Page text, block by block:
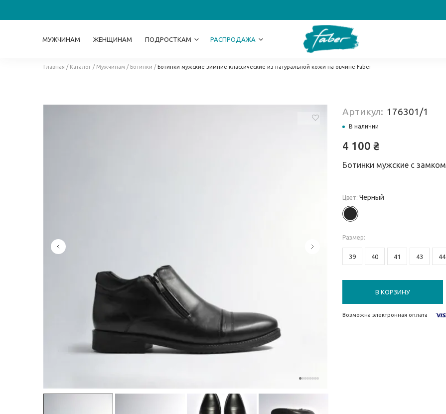
МУЖЧИНАМ ЖЕНЩИНАМ ПОДРОСТКАМ РАСПРОДАЖА
Главная / Каталог / Мужчинам / Ботинки /Ботинки мужские зимние классические из натуральной кожи на овчине Faber
Артикул: 176301/1
В наличии
4 100 ₴
Ботинки мужские с замком
Цвет: Черный
Размер:
39 40 41 43 44
В КОРЗИНУ
Возможна электронная оплата